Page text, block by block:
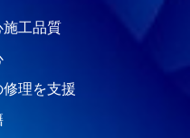
工品質
理を支援